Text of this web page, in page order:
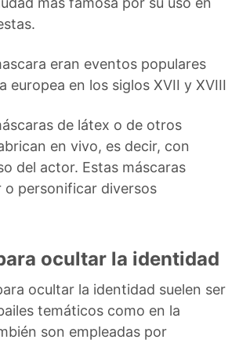
eran eventos populares
europea en los siglos XVII y XVIII
de látex o de otros
en vivo, es decir, con
del actor. Estas máscaras
o personificar diversos
ocultar la identidad
ocultar la identidad suelen ser
temáticos como en la
son empleadas por